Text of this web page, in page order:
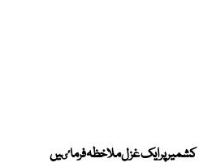
کشمیر پر ایک غزل ملاخظہ فرماٸیں